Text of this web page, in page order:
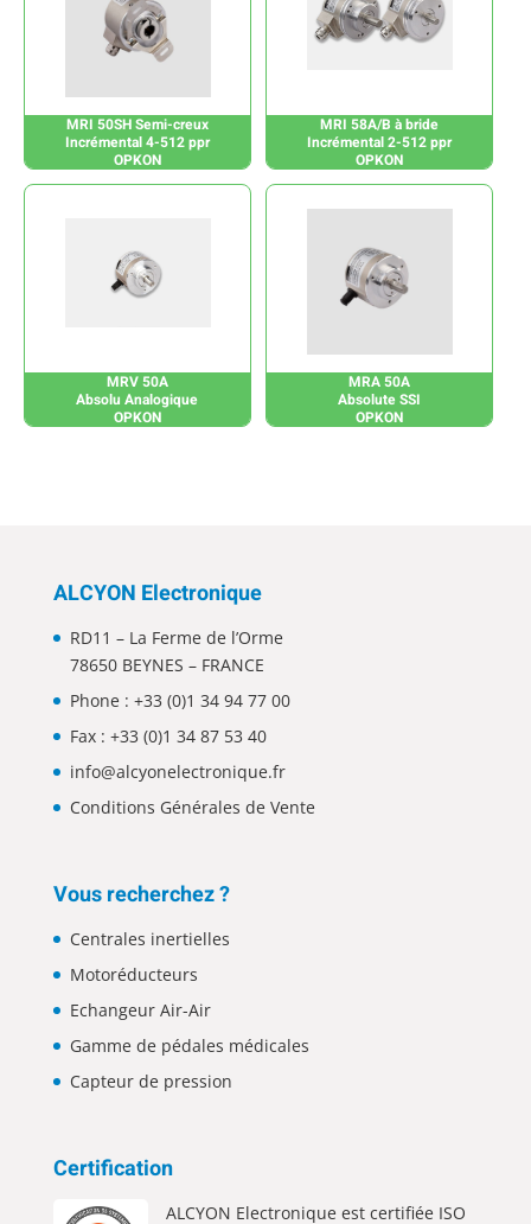
MRI 50SH Semi-creux
Incrémental 4-512 ppr
OPKON
MRI 58A/B à bride
Incrémental 2-512 ppr
OPKON
MRV 50A
Absolu Analogique
OPKON
MRA 50A
Absolute SSI
OPKON
ALCYON Electronique
RD11 – La Ferme de l’Orme
78650 BEYNES – FRANCE
Phone : +33 (0)1 34 94 77 00
Fax : +33 (0)1 34 87 53 40
info@alcyonelectronique.fr
Conditions Générales de Vente
Vous recherchez ?
Centrales inertielles
Motoréducteurs
Echangeur Air-Air
Gamme de pédales médicales
Capteur de pression
Certification
ALCYON Electronique est certifiée ISO